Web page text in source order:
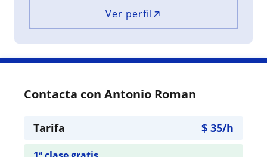
Ver perfil
Contacta con Antonio Roman
Tarifa $ 35/h